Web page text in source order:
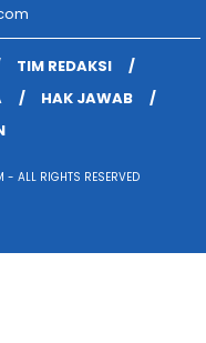
TIM REDAKSI
HAK JAWAB
ALL RIGHTS RESERVED